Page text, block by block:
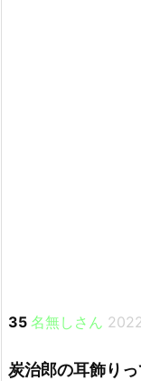
35 名無しさん
炭治郎の耳飾り